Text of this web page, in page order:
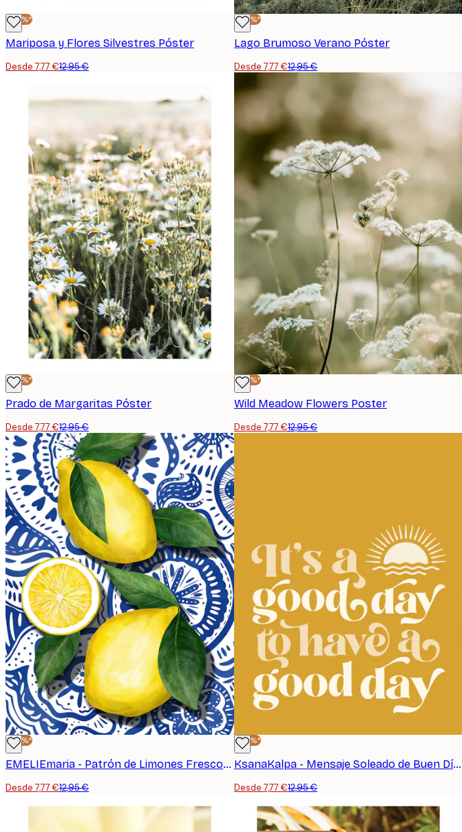
-40%*
Mariposa y Flores Silvestres Póster
Desde 7,77 €12,95 €
-40%*
Lago Brumoso Verano Póster
Desde 7,77 €12,95 €
-40%*
Prado de Margaritas Póster
Desde 7,77 €12,95 €
-40%*
Wild Meadow Flowers Poster
Desde 7,77 €12,95 €
-40%*
EMELIEmaria - Patrón de Limones Frescos Póster
Desde 7,77 €12,95 €
-40%*
KsanaKalpa - Mensaje Soleado de Buen Día Póster
Desde 7,77 €12,95 €